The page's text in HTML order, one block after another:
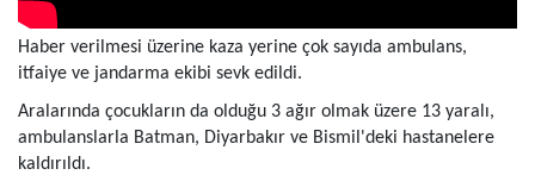
Haber verilmesi üzerine kaza yerine çok sayıda ambulans,
itfaiye ve jandarma ekibi sevk edildi.
Aralarında çocukların da olduğu 3 ağır olmak üzere 13 yaralı,
ambulanslarla Batman, Diyarbakır ve Bismil'deki hastanelere
kaldırıldı.